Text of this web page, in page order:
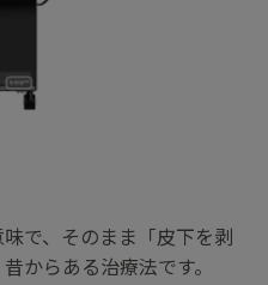
で、そのまま「皮下を剥
からある治療法です。